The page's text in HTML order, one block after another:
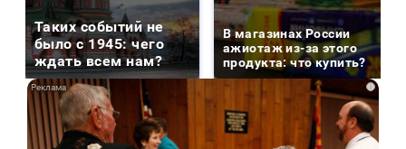
Таких событий не
было с 1945: чего
ждать всем нам?
В магазинах России
ажиотаж из-за этого
продукта: что купить?
i